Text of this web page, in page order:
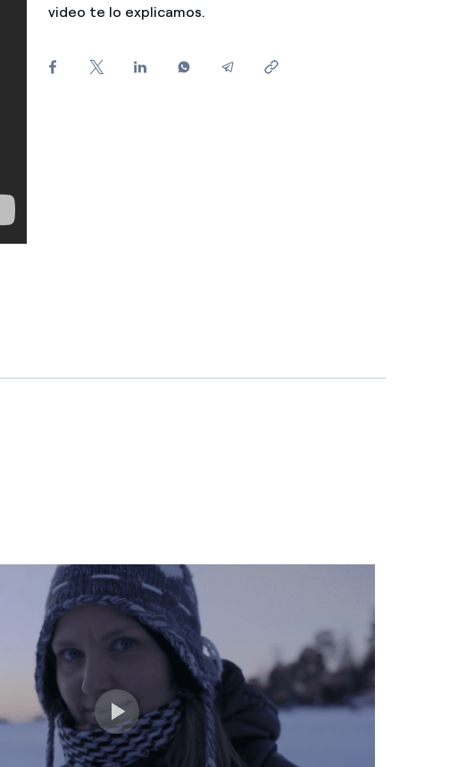
video te lo explicamos.